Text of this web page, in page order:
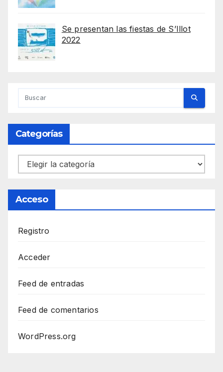
Se presentan las fiestas de S’Illot
2022
Categorías
Categorías
Acceso
Registro
Acceder
Feed de entradas
Feed de comentarios
WordPress.org